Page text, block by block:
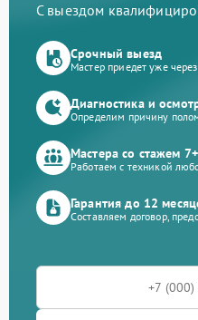
С выездом
Срочный выезд
Мастер приедет уже
Диагностика и
Определим причину
Мастера со стажем
Работаем с техникой
Гарантия до 12
Составляем договор,